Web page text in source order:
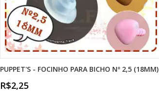
PUPPET'S - FOCINHO PARA BICHO Nº 2,5 (18MM)
R$2,25